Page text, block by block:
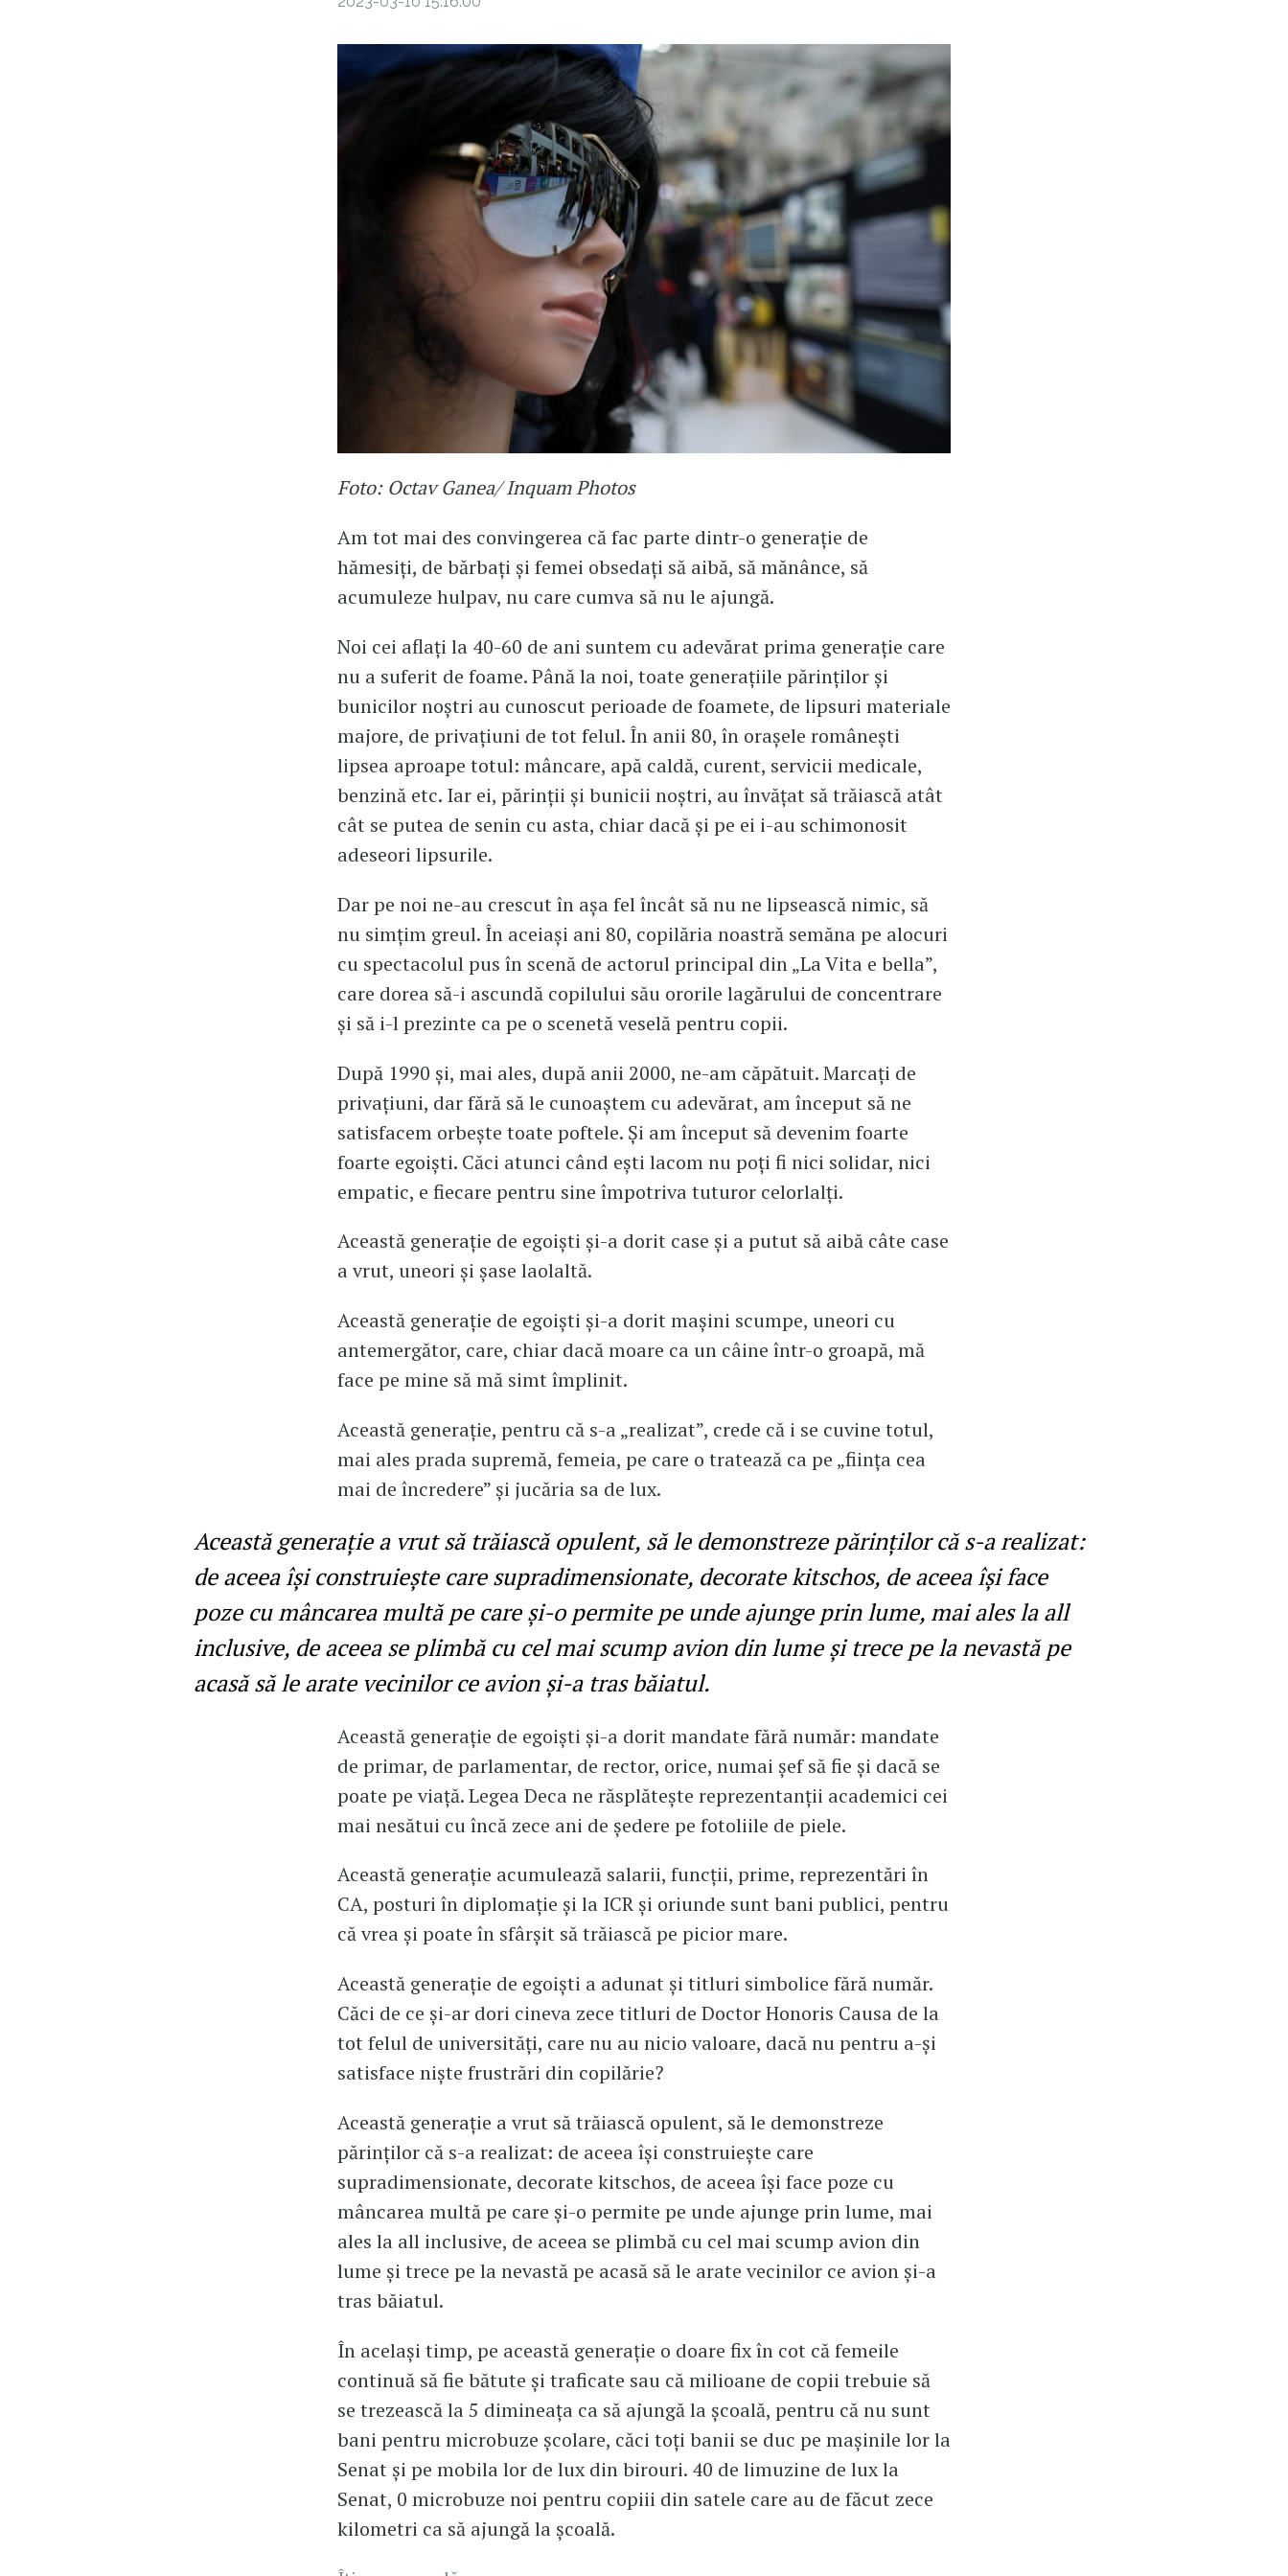
Foto: Octav Ganea/ Inquam Photos
Am tot mai des convingerea că fac parte dintr-o generație de
hămesiți, de bărbați și femei obsedați să aibă, să mănânce, să
acumuleze hulpav, nu care cumva să nu le ajungă.
Noi cei aflați la 40-60 de ani suntem cu adevărat prima generație care
nu a suferit de foame. Până la noi, toate generațiile părinților și
bunicilor noștri au cunoscut perioade de foamete, de lipsuri materiale
majore, de privațiuni de tot felul. În anii 80, în orașele românești
lipsea aproape totul: mâncare, apă caldă, curent, servicii medicale,
benzină etc. Iar ei, părinții și bunicii noștri, au învățat să trăiască atât
cât se putea de senin cu asta, chiar dacă și pe ei i-au schimonosit
adeseori lipsurile.
Dar pe noi ne-au crescut în așa fel încât să nu ne lipsească nimic, să
nu simțim greul. În aceiași ani 80, copilăria noastră semăna pe alocuri
cu spectacolul pus în scenă de actorul principal din „La Vita e bella”,
care dorea să-i ascundă copilului său ororile lagărului de concentrare
și să i-l prezinte ca pe o scenetă veselă pentru copii.
După 1990 și, mai ales, după anii 2000, ne-am căpătuit. Marcați de
privațiuni, dar fără să le cunoaștem cu adevărat, am început să ne
satisfacem orbește toate poftele. Și am început să devenim foarte
foarte egoiști. Căci atunci când ești lacom nu poți fi nici solidar, nici
empatic, e fiecare pentru sine împotriva tuturor celorlalți.
Această generație de egoiști și-a dorit case și a putut să aibă câte case
a vrut, uneori și șase laolaltă.
Această generație de egoiști și-a dorit mașini scumpe, uneori cu
antemergător, care, chiar dacă moare ca un câine într-o groapă, mă
face pe mine să mă simt împlinit.
Această generație, pentru că s-a „realizat”, crede că i se cuvine totul,
mai ales prada supremă, femeia, pe care o tratează ca pe „ființa cea
mai de încredere” și jucăria sa de lux.
Această generație a vrut să trăiască opulent, să le demonstreze părinților că s-a realizat:
de aceea își construiește care supradimensionate, decorate kitschos, de aceea își face
poze cu mâncarea multă pe care și-o permite pe unde ajunge prin lume, mai ales la all
inclusive, de aceea se plimbă cu cel mai scump avion din lume și trece pe la nevastă pe
acasă să le arate vecinilor ce avion și-a tras băiatul.
Această generație de egoiști și-a dorit mandate fără număr: mandate
de primar, de parlamentar, de rector, orice, numai șef să fie și dacă se
poate pe viață. Legea Deca ne răsplătește reprezentanții academici cei
mai nesătui cu încă zece ani de ședere pe fotoliile de piele.
Această generație acumulează salarii, funcții, prime, reprezentări în
CA, posturi în diplomație și la ICR și oriunde sunt bani publici, pentru
că vrea și poate în sfârșit să trăiască pe picior mare.
Această generație de egoiști a adunat și titluri simbolice fără număr.
Căci de ce și-ar dori cineva zece titluri de Doctor Honoris Causa de la
tot felul de universități, care nu au nicio valoare, dacă nu pentru a-și
satisface niște frustrări din copilărie?
Această generație a vrut să trăiască opulent, să le demonstreze
părinților că s-a realizat: de aceea își construiește care
supradimensionate, decorate kitschos, de aceea își face poze cu
mâncarea multă pe care și-o permite pe unde ajunge prin lume, mai
ales la all inclusive, de aceea se plimbă cu cel mai scump avion din
lume și trece pe la nevastă pe acasă să le arate vecinilor ce avion și-a
tras băiatul.
În același timp, pe această generație o doare fix în cot că femeile
continuă să fie bătute și traficate sau că milioane de copii trebuie să
se trezească la 5 dimineața ca să ajungă la școală, pentru că nu sunt
bani pentru microbuze școlare, căci toți banii se duc pe mașinile lor la
Senat și pe mobila lor de lux din birouri. 40 de limuzine de lux la
Senat, 0 microbuze noi pentru copiii din satele care au de făcut zece
kilometri ca să ajungă la școală.